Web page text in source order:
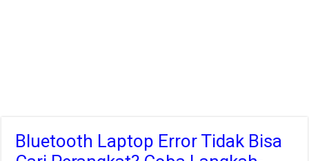
Bluetooth Laptop Error Tidak Bisa